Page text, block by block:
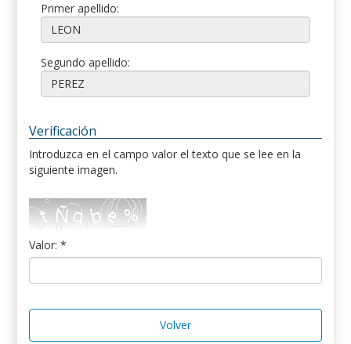
Primer apellido:
Segundo apellido:
Verificación
Introduzca en el campo valor el texto que se lee en la
siguiente imagen.
Valor: *
Volver